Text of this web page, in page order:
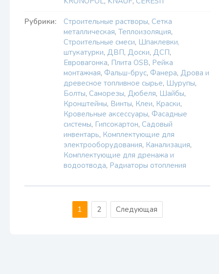
Рубрики: Строительные растворы, Сетка
металлическая, Теплоизоляция,
Строительные смеси, Шпаклевки,
штукатурки, ДВП, Доски, ДСП,
Евровагонка, Плита OSB, Рейка
монтажная, Фальш-брус, Фанера, Дрова и
древесное топливное сырье, Шурупы,
Болты, Саморезы, Дюбеля, Шайбы,
Кронштейны, Винты, Клеи, Краски,
Кровельные аксессуары, Фасадные
системы, Гипсокартон, Садовый
инвентарь, Комплектующие для
электрооборудования, Канализация,
Комплектующие для дренажа и
водоотвода, Радиаторы отопления
1 2 Следующая